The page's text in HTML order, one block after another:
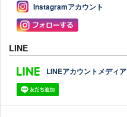
Instagramアカウント
LINE
LINEアカウントメディア